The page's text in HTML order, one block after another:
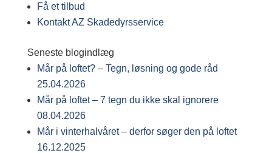
Få et tilbud
Kontakt AZ Skadedyrsservice
Seneste blogindlæg
Mår på loftet? – Tegn, løsning og gode råd
25.04.2026
Mår på loftet – 7 tegn du ikke skal ignorere
08.04.2026
Mår i vinterhalvåret – derfor søger den på loftet
16.12.2025